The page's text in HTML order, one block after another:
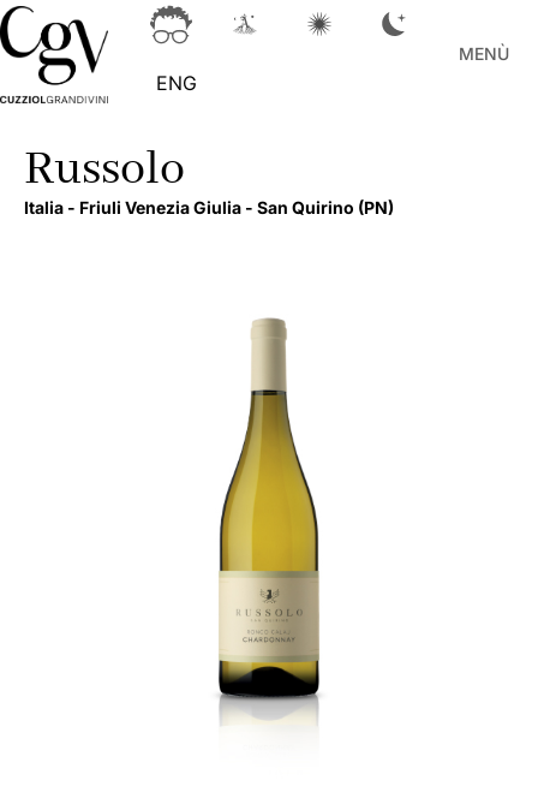
ENG
MENÙ
Russolo
Italia - Friuli Venezia Giulia - San Quirino (PN)